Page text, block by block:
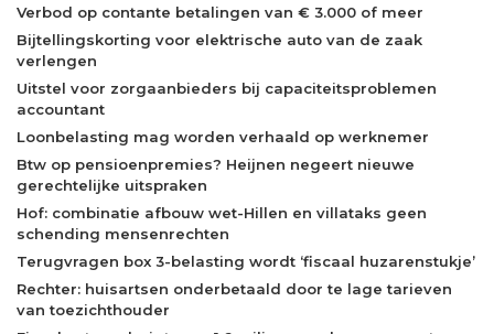
Verbod op contante betalingen van € 3.000 of meer
Bijtellingskorting voor elektrische auto van de zaak
verlengen
Uitstel voor zorgaanbieders bij capaciteitsproblemen
accountant
Loonbelasting mag worden verhaald op werknemer
Btw op pensioenpremies? Heijnen negeert nieuwe
gerechtelijke uitspraken
Hof: combinatie afbouw wet-Hillen en villataks geen
schending mensenrechten
Terugvragen box 3-belasting wordt ‘fiscaal huzarenstukje’
Rechter: huisartsen onderbetaald door te lage tarieven
van toezichthouder